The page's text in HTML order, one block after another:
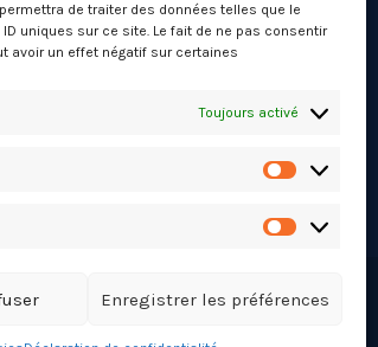
de traiter des données telles que le
uniques sur ce site. Le fait de ne pas consentir
avoir un effet négatif sur certaines
Toujours activé
Marketing
Enregistrer les préférences
de confidentialité